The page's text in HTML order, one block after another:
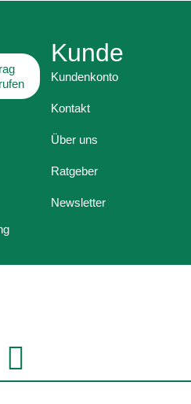
Kunde
Kundenkonto
Kontakt
Über uns
Ratgeber
Newsletter